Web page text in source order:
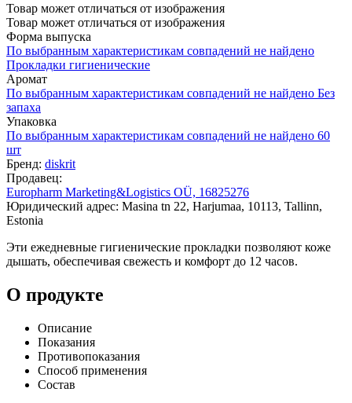
Товар может отличаться от изображения
Товар может отличаться от изображения
Форма выпуска
По выбранным характеристикам совпадений не найдено
Прокладки гигиенические
Аромат
По выбранным характеристикам совпадений не найдено Без
запаха
Упаковка
По выбранным характеристикам совпадений не найдено 60
шт
Бренд: diskrit
Продавец:
Europharm Marketing&Logistics OÜ, 16825276
Юридический адрес: Masina tn 22, Harjumaa, 10113, Tallinn,
Estonia
Эти ежедневные гигиенические прокладки позволяют коже
дышать, обеспечивая свежесть и комфорт до 12 часов.
О продукте
Описание
Показания
Противопоказания
Способ применения
Состав